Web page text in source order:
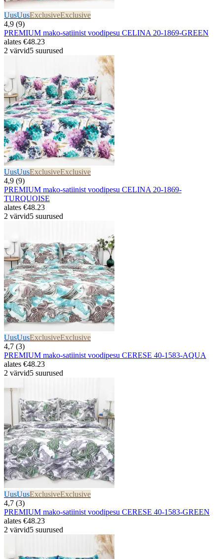
UusUusExclusiveExclusive
4,9 (9)
PREMIUM mako-satiinist voodipesu CELINA 20-1869-GREEN
alates €48.23
2 värvid5 suurused
UusUusExclusiveExclusive
4,9 (9)
PREMIUM mako-satiinist voodipesu CELINA 20-1869-
TURQUOISE
alates €48.23
2 värvid5 suurused
UusUusExclusiveExclusive
4,7 (3)
PREMIUM mako-satiinist voodipesu CERESE 40-1583-AQUA
alates €48.23
2 värvid5 suurused
UusUusExclusiveExclusive
4,7 (3)
PREMIUM mako-satiinist voodipesu CERESE 40-1583-GREEN
alates €48.23
2 värvid5 suurused